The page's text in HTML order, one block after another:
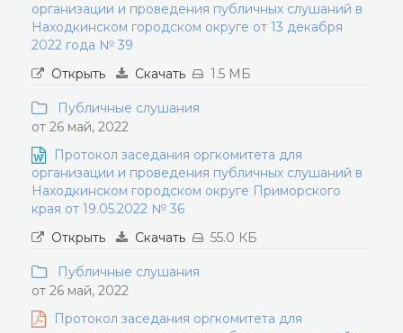
организации и проведения публичных слушаний в
Находкинском городском округе от 13 декабря
2022 года № 39
Открыть
Скачать 1.5 МБ
Публичные слушания
от 26 май, 2022
Протокол заседания оргкомитета для
организации и проведения публичных слушаний в
Находкинском городском округе Приморского
края от 19.05.2022 № 36
Открыть
Скачать 55.0 КБ
Публичные слушания
от 26 май, 2022
Протокол заседания оргкомитета для